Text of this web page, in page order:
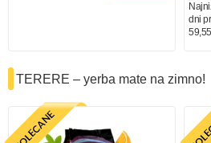
dni
TERERE – yerba mate na zimno!